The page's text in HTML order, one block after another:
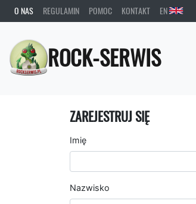
O NAS REGULAMIN POMOC KONTAKT EN
ROCK-SERWIS
ZAREJESTRUJ SIĘ
Imię
Nazwisko